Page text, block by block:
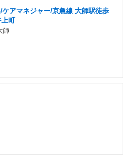
アマネジャー/京急線 大師駅徒歩
上町
師